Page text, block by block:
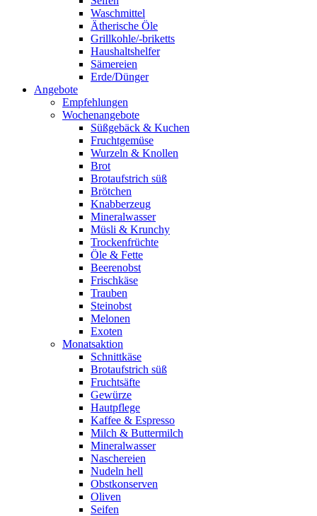
Waschmittel
Ätherische Öle
Grillkohle/-briketts
Haushaltshelfer
Sämereien
Erde/Dünger
Angebote
Empfehlungen
Wochenangebote
Süßgebäck & Kuchen
Fruchtgemüse
Wurzeln & Knollen
Brot
Brotaufstrich süß
Brötchen
Knabberzeug
Mineralwasser
Müsli & Krunchy
Trockenfrüchte
Öle & Fette
Beerenobst
Frischkäse
Trauben
Steinobst
Melonen
Exoten
Monatsaktion
Schnittkäse
Brotaufstrich süß
Fruchtsäfte
Gewürze
Hautpflege
Kaffee & Espresso
Milch & Buttermilch
Mineralwasser
Naschereien
Nudeln hell
Obstkonserven
Oliven
Seifen